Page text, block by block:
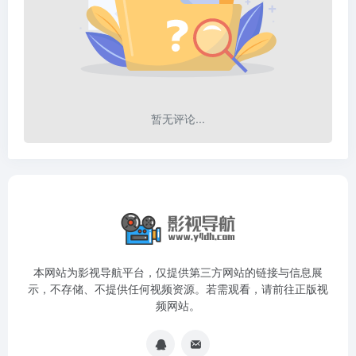
暂无评论...
本网站为影视导航平台，仅提供第三方网站的链接与信息展
示，不存储、不提供任何视频资源。若需观看，请前往正版视
频网站。